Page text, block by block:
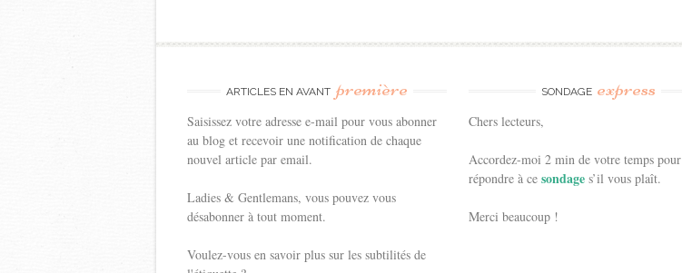
ARTICLES EN AVANT première
Saisissez votre adresse e-mail pour vous abonner
au blog et recevoir une notification de chaque
nouvel article par email.
Ladies & Gentlemans, vous pouvez vous
désabonner à tout moment.
Voulez-vous en savoir plus sur les subtilités de
SONDAGE express
Chers lecteurs,
Accordez-moi 2 min de votre temps pour
répondre à cesondages’il vous plaît.
Merci beaucoup !